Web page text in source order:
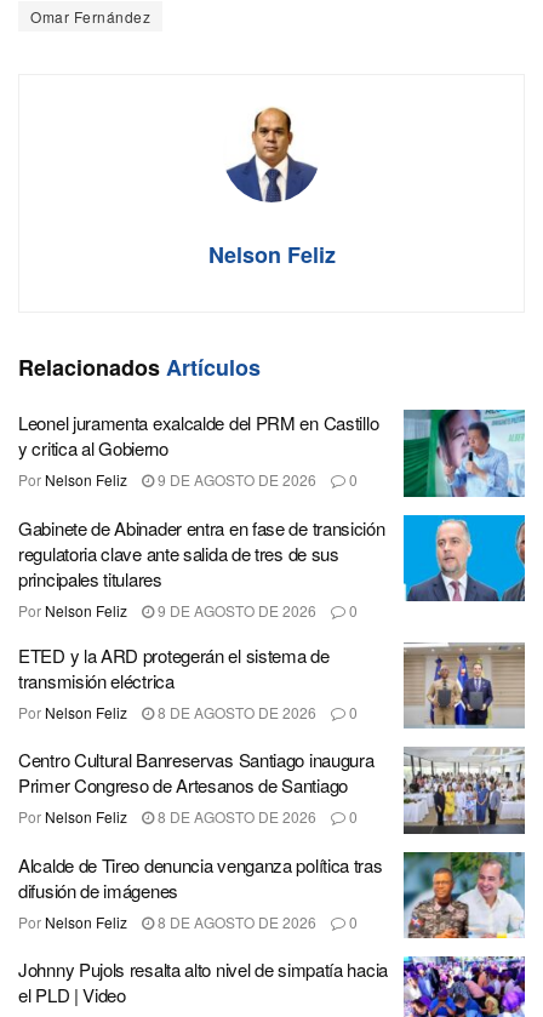
Omar Fernández
Nelson Feliz
RelacionadosArtículos
Leonel juramenta exalcalde del PRM en Castillo
y critica al Gobierno
Por Nelson Feliz 9 DE AGOSTO DE 2026 0
Gabinete de Abinader entra en fase de transición
regulatoria clave ante salida de tres de sus
principales titulares
Por Nelson Feliz 9 DE AGOSTO DE 2026 0
ETED y la ARD protegerán el sistema de
transmisión eléctrica
Por Nelson Feliz 8 DE AGOSTO DE 2026 0
Centro Cultural Banreservas Santiago inaugura
Primer Congreso de Artesanos de Santiago
Por Nelson Feliz 8 DE AGOSTO DE 2026 0
Alcalde de Tireo denuncia venganza política tras
difusión de imágenes
Por Nelson Feliz 8 DE AGOSTO DE 2026 0
Johnny Pujols resalta alto nivel de simpatía hacia
el PLD | Video